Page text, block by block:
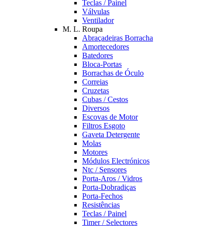
Teclas / Painel
Válvulas
Ventilador
M. L. Roupa
Abraçadeiras Borracha
Amortecedores
Batedores
Bloca-Portas
Borrachas de Óculo
Correias
Cruzetas
Cubas / Cestos
Diversos
Escovas de Motor
Filtros Esgoto
Gaveta Detergente
Molas
Motores
Módulos Electrónicos
Ntc / Sensores
Porta-Aros / Vidros
Porta-Dobradiças
Porta-Fechos
Resistências
Teclas / Painel
Timer / Selectores